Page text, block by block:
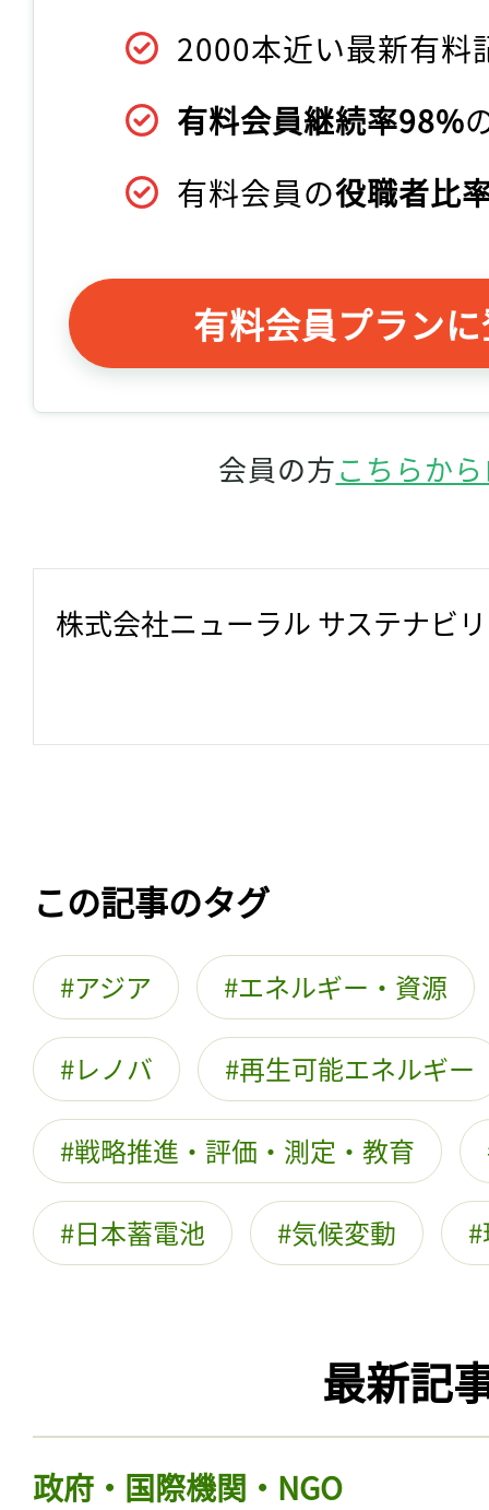
2000本近い最新有料
有料会員継続率98%
有料会員の役職者比
有料会員プラン
会員の方こちらか
株式会社ニューラル サステナビ
この記事のタグ
アジア エネルギー・資源
レノバ 再生可能エネルギー
戦略推進・評価・測定・教育
日本蓄電池 気候変動
最新記
政府・国際機関・NGO